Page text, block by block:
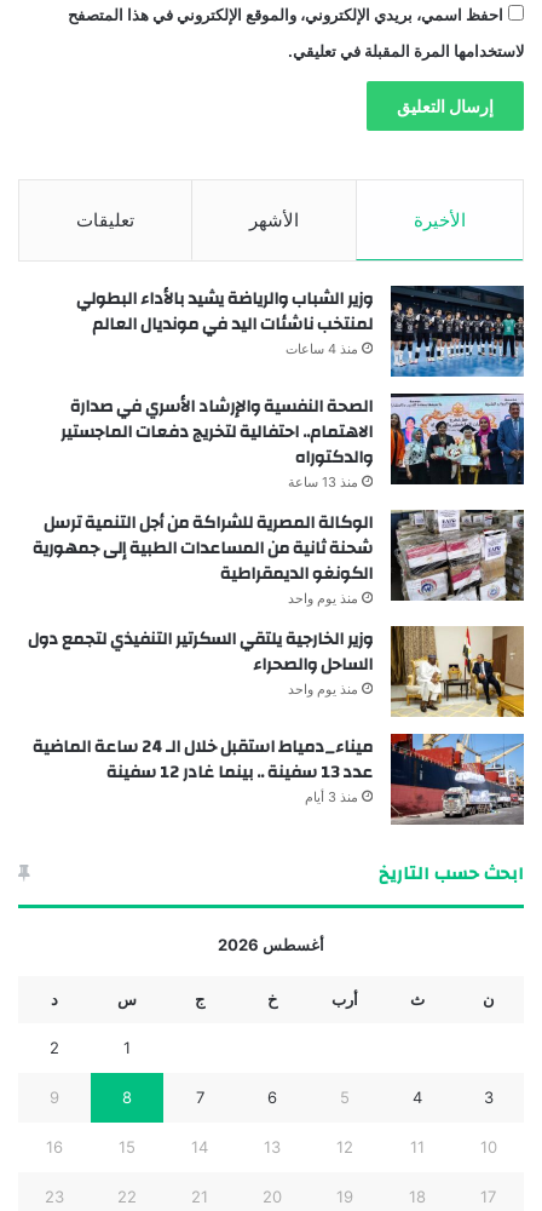
احفظ اسمي، بريدي الإلكتروني، والموقع الإلكتروني في هذا المتصفح
لاستخدامها المرة المقبلة في تعليقي.
الأخيرة الأشهر تعليقات
وزير الشباب والرياضة يشيد بالأداء البطولي
لمنتخب ناشئات اليد في مونديال العالم
منذ 4 ساعات
الصحة النفسية والإرشاد الأسري في صدارة
الاهتمام.. احتفالية لتخريج دفعات الماجستير
والدكتوراه
منذ 13 ساعة
الوكالة المصرية للشراكة من أجل التنمية ترسل
شحنة ثانية من المساعدات الطبية إلى جمهورية
الكونغو الديمقراطية
منذ يوم واحد
وزير الخارجية يلتقي السكرتير التنفيذي لتجمع دول
الساحل والصحراء
منذ يوم واحد
ميناء_دمياط استقبل خلال الـ 24 ساعة الماضية
عدد 13 سفينة .. بينما غادر 12 سفينة
منذ 3 أيام
ابحث حسب التاريخ
أغسطس 2026
ن ث أرب خ ج س د
1
2
3
4
5
6
7
8
9
10
11
12
13
14
15
16
17
18
19
20
21
22
23